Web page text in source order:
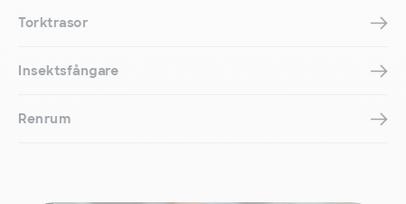
Torktrasor
Insektsfångare
Renrum